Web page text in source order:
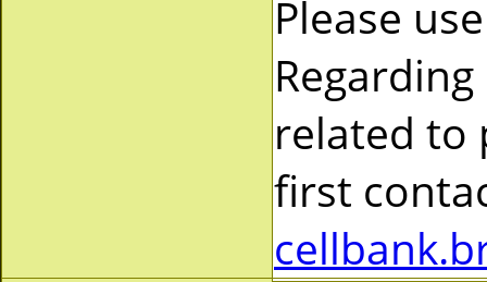
Please
related to
first